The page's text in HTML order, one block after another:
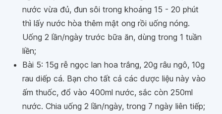
nước vừa đủ, đun sôi trong khoảng 15 - 20 phút
thì lấy nước hòa thêm mật ong rồi uống nóng.
Uống 2 lần/ngày trước bữa ăn, dùng trong 1 tuần
liền;
Bài 5: 15g rễ ngọc lan hoa trắng, 20g râu ngô, 10g
rau diếp cá. Bạn cho tất cả các dược liệu này vào
ấm thuốc, đổ vào 400ml nước, sắc còn 250ml
nước. Chia uống 2 lần/ngày, trong 7 ngày liên tiếp;